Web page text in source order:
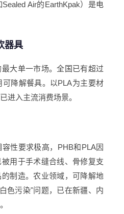
Air的EarthKpak）是电
器具
大单一市场。全国已有超过
可降解餐具。以PLA为主要材
进入主流消费场景。
性要求极高，PHB和PLA因
用于手术缝合线、骨修复支
制造。农业领域，可降解地
色污染"问题，已在新疆、内